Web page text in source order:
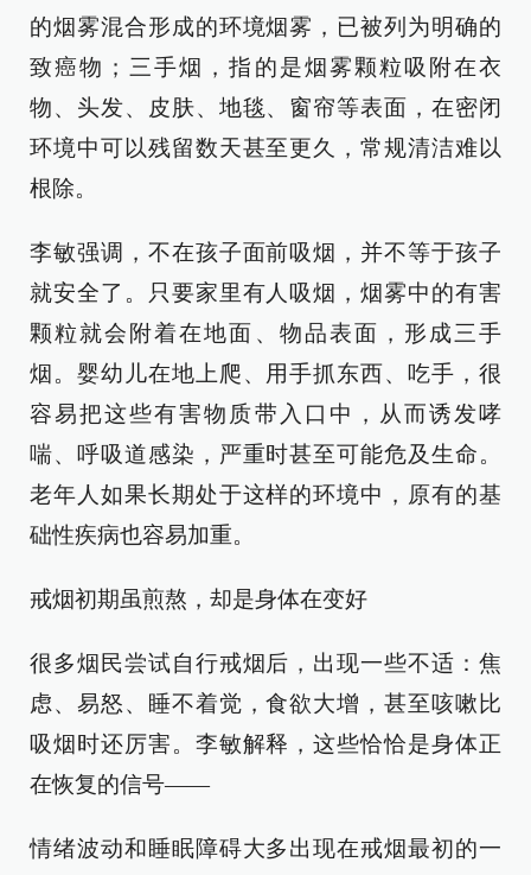
的烟雾混合形成的环境烟雾，已被列为明确的
致癌物；三手烟，指的是烟雾颗粒吸附在衣
物、头发、皮肤、地毯、窗帘等表面，在密闭
环境中可以残留数天甚至更久，常规清洁难以
根除。
李敏强调，不在孩子面前吸烟，并不等于孩子
就安全了。只要家里有人吸烟，烟雾中的有害
颗粒就会附着在地面、物品表面，形成三手
烟。婴幼儿在地上爬、用手抓东西、吃手，很
容易把这些有害物质带入口中，从而诱发哮
喘、呼吸道感染，严重时甚至可能危及生命。
老年人如果长期处于这样的环境中，原有的基
础性疾病也容易加重。
戒烟初期虽煎熬，却是身体在变好
很多烟民尝试自行戒烟后，出现一些不适：焦
虑、易怒、睡不着觉，食欲大增，甚至咳嗽比
吸烟时还厉害。李敏解释，这些恰恰是身体正
在恢复的信号——
情绪波动和睡眠障碍大多出现在戒烟最初的一